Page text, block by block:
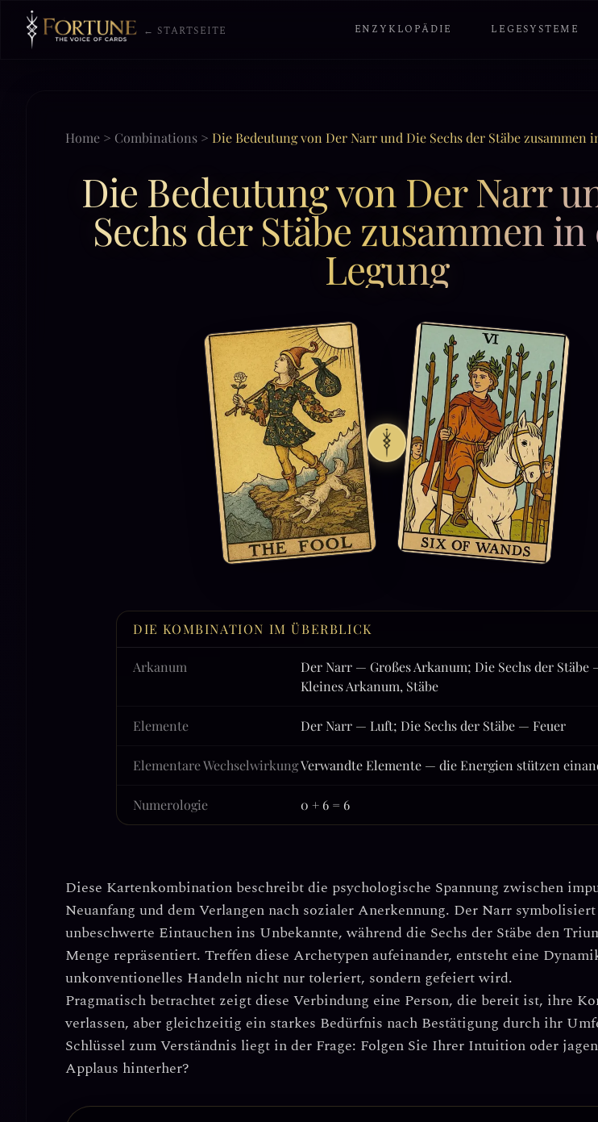
← STARTSEITE ENZYKLOPÄDIE LEGESYSTEME
Home > Combinations > Die Bedeutung von Der Narr und Die Sechs der Stäbe zusammen
Die Bedeutung von Der Narr
Sechs der Stäbe zusammen
Legung
DIE KOMBINATION IM ÜBERBLICK
Arkanum
Der Narr — Großes Arkanum; Die Sechs der Stäbe
Kleines Arkanum, Stäbe
Elemente Der Narr — Luft; Die Sechs der Stäbe — Feuer
Elementare WechselwirkungVerwandte Elemente — die Energien stützen
Numerologie 0 + 6 = 6
Diese Kartenkombination beschreibt die psychologische Spannung zwischen
Neuanfang und dem Verlangen nach sozialer Anerkennung. Der Narr symbolisiert
unbeschwerte Eintauchen ins Unbekannte, während die Sechs der Stäbe den
Menge repräsentiert. Treffen diese Archetypen aufeinander, entsteht eine
unkonventionelles Handeln nicht nur toleriert, sondern gefeiert wird.
Pragmatisch betrachtet zeigt diese Verbindung eine Person, die bereit ist, ihre
verlassen, aber gleichzeitig ein starkes Bedürfnis nach Bestätigung durch ihr
Schlüssel zum Verständnis liegt in der Frage: Folgen Sie Ihrer Intuition oder
Applaus hinterher?